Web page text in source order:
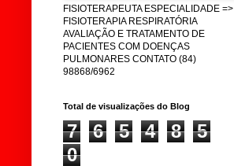
FISIOTERAPEUTA ESPECIALIDADE =>
FISIOTERAPIA RESPIRATÓRIA
AVALIAÇÃO E TRATAMENTO DE
PACIENTES COM DOENÇAS
PULMONARES CONTATO (84)
98868/6962
Total de visualizações do Blog
7 6 5 4 8
5
0